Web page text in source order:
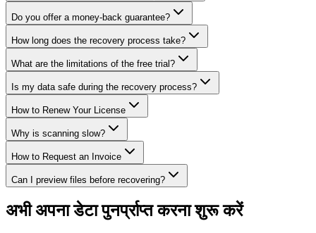
Do you offer a money-back guarantee?
How long does the recovery process take?
What are the limitations of the free trial?
Is my data safe during the recovery process?
How to Renew Your License
Why is scanning slow?
How to Request an Invoice
Can I preview files before recovering?
अभी अपना डेटा पुनर्प्राप्त करना शुरू करें